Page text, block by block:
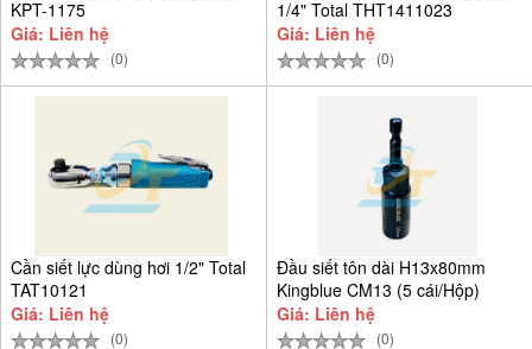
KPT-1175
Giá: Liên hệ
(0)
1/4" Total THT1411023
Giá: Liên hệ
(0)
Cần siết lực dùng hơi 1/2" Total
TAT10121
Giá: Liên hệ
(0)
Đầu siết tôn dài H13x80mm
Kingblue CM13 (5 cái/Hộp)
Giá: Liên hệ
(0)